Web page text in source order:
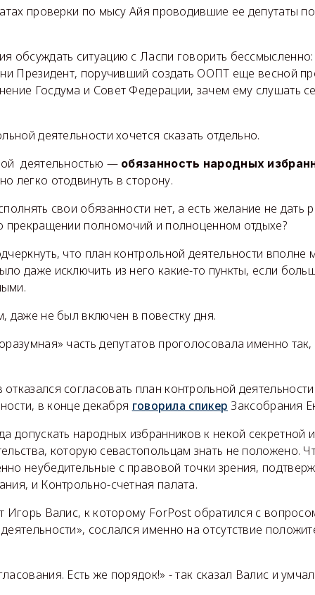
проверки по мысу Айя проводившие ее депутаты
обсуждать ситуацию с Ласпи говорить
ни Президент, поручивший создать ООПТ еще весной
Госдума и Совет Федерации, зачем ему слушать
деятельности хочется сказать отдельно.
деятельностью — обязанность народных
легко отодвинуть в сторону.
свои обязанности нет, а есть желание не дать
прекращении полномочий и полноценном отдыхе?
что план контрольной деятельности
даже исключить из него какие-то пункты, если
даже не был включен в повестку дня.
часть депутатов проголосовала именно
согласовать план контрольной
в конце декабря говорила спикер Заксобрания
допускать народных избранников к некой секретной
которую севастопольцам знать не положено.
неубедительные с правовой точки зрения,
и Контрольно-счетная палата.
Игорь Валис, к которому ForPost обратился с
сослался именно на отсутствие
Есть же порядок!» - так сказал Валис и